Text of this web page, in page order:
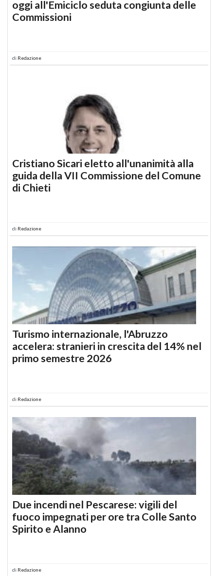
oggi all'Emiciclo seduta congiunta delle
Commissioni
di Redazione
Cristiano Sicari eletto all'unanimità alla
guida della VII Commissione del Comune
di Chieti
di Redazione
Turismo internazionale, l'Abruzzo
accelera: stranieri in crescita del 14% nel
primo semestre 2026
di Redazione
Due incendi nel Pescarese: vigili del
fuoco impegnati per ore tra Colle Santo
Spirito e Alanno
di Redazione